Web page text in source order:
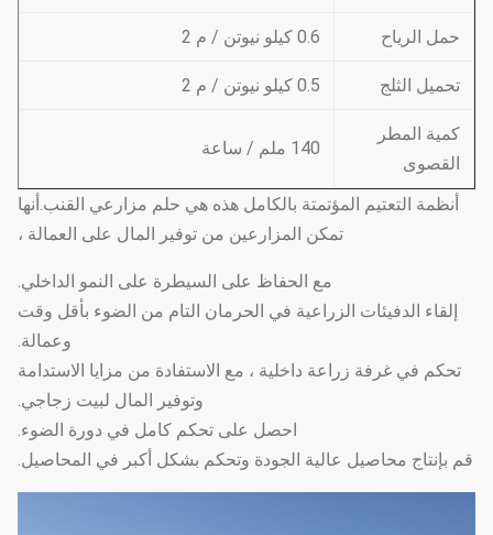
حمل الرياح 0.6 كيلو نيوتن / م 2
تحميل الثلج 0.5 كيلو نيوتن / م 2
كمية المطر
القصوى
140 ملم / ساعة
أنظمة التعتيم المؤتمتة بالكامل هذه هي حلم مزارعي القنب.أنها
تمكن المزارعين من توفير المال على العمالة ،
مع الحفاظ على السيطرة على النمو الداخلي.
إلقاء الدفيئات الزراعية في الحرمان التام من الضوء بأقل وقت
وعمالة.
تحكم في غرفة زراعة داخلية ، مع الاستفادة من مزايا الاستدامة
وتوفير المال لبيت زجاجي.
احصل على تحكم كامل في دورة الضوء.
قم بإنتاج محاصيل عالية الجودة وتحكم بشكل أكبر في المحاصيل.